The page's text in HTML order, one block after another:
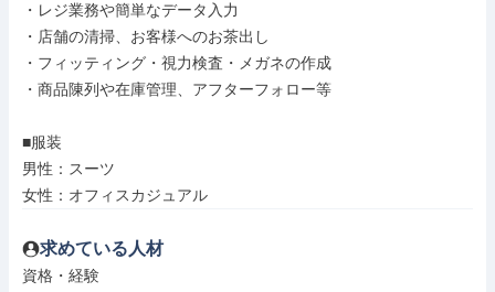
・レジ業務や簡単なデータ入力
・店舗の清掃、お客様へのお茶出し
・フィッティング・視力検査・メガネの作成
・商品陳列や在庫管理、アフターフォロー等
■服装
男性：スーツ
女性：オフィスカジュアル
求めている人材
資格・経験